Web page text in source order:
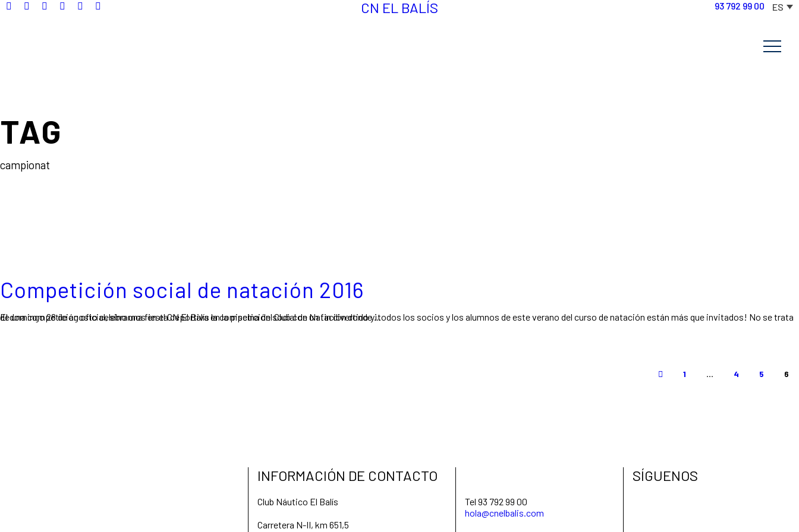
CN EL BALÍS 93 792 99 00 ES
TAG
campionat
Competición social de natación 2016
El domingo 28 de agosto celebramos en el CN El Balís la competición social de Natación donde ¡todos los socios y los alumnos de este verano del curso de natación están más que invitados! No se trata de una competición oficial, sino una fiesta deportiva en la piscina del Club con un fin divertido y...
1 … 4 5 6
INFORMACIÓN DE CONTACTO
Club Náutico El Balís
Carretera N-II, km 651,5
Tel 93 792 99 00
hola@cnelbalis.com
SÍGUENOS